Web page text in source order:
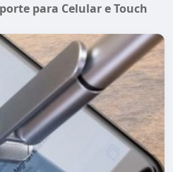
para Celular e Touch